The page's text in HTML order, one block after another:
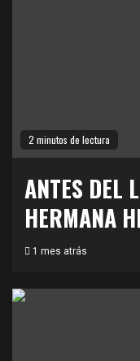
2 minutos de lectura
ANTES DEL
HERMANA
1 mes atrás